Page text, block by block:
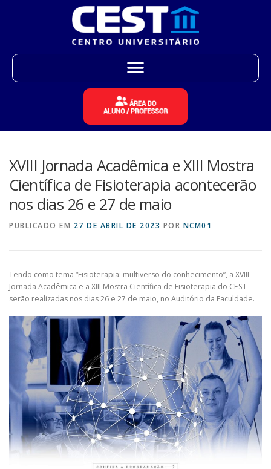
XVIII Jornada Acadêmica e XIII Mostra
Científica de Fisioterapia acontecerão
nos dias 26 e 27 de maio
PUBLICADO EM 27 DE ABRIL DE 2023 POR NCM01
Tendo como tema “Fisioterapia: multiverso do conhecimento”, a XVIII
Jornada Acadêmica e a XIII Mostra Científica de Fisioterapia do CEST
serão realizadas nos dias 26 e 27 de maio, no Auditório da Faculdade.